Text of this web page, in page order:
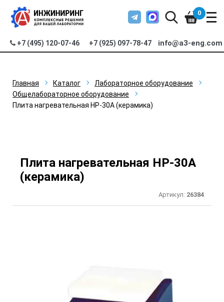
+7 (495) 120-07-46 +7 (925) 097-78-47 info@a3-eng.com
0
Главная Каталог
Лабораторное оборудование
Общелабораторное оборудование
Плита нагревательная НР-30А (керамика)
Плита нагревательная НР-30А
(керамика)
Артикул: 26384